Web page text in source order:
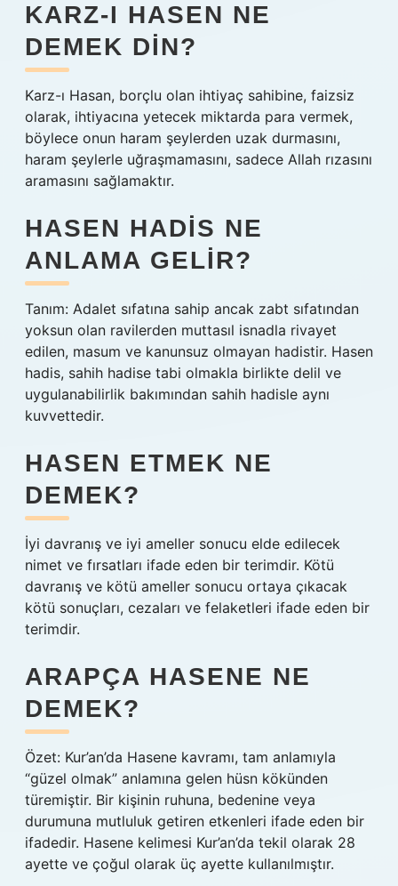
KARZ-I HASEN NE
DEMEK DIN?
Karz-ı Hasan, borçlu olan ihtiyaç sahibine, faizsiz
olarak, ihtiyacına yetecek miktarda para vermek,
böylece onun haram şeylerden uzak durmasını,
haram şeylerle uğraşmamasını, sadece Allah rızasını
aramasını sağlamaktır.
HASEN HADIS NE
ANLAMA GELIR?
Tanım: Adalet sıfatına sahip ancak zabt sıfatından
yoksun olan ravilerden muttasıl isnadla rivayet
edilen, masum ve kanunsuz olmayan hadistir. Hasen
hadis, sahih hadise tabi olmakla birlikte delil ve
uygulanabilirlik bakımından sahih hadisle aynı
kuvvettedir.
HASEN ETMEK NE
DEMEK?
İyi davranış ve iyi ameller sonucu elde edilecek
nimet ve fırsatları ifade eden bir terimdir. Kötü
davranış ve kötü ameller sonucu ortaya çıkacak
kötü sonuçları, cezaları ve felaketleri ifade eden bir
terimdir.
ARAPÇA HASENE NE
DEMEK?
Özet: Kur’an’da Hasene kavramı, tam anlamıyla
“güzel olmak” anlamına gelen hüsn kökünden
türemiştir. Bir kişinin ruhuna, bedenine veya
durumuna mutluluk getiren etkenleri ifade eden bir
ifadedir. Hasene kelimesi Kur’an’da tekil olarak 28
ayette ve çoğul olarak üç ayette kullanılmıştır.